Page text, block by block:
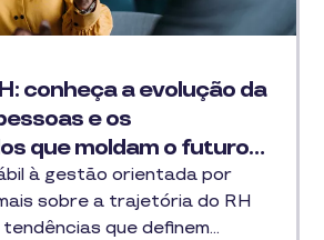
conheça a evolução da
e os
que moldam o futuro…
à gestão orientada por
sobre a trajetória do RH
que definem…